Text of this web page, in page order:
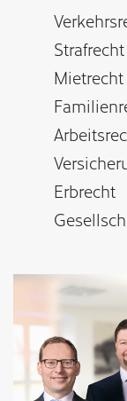
Strafrecht
Mietrecht
Erbrecht